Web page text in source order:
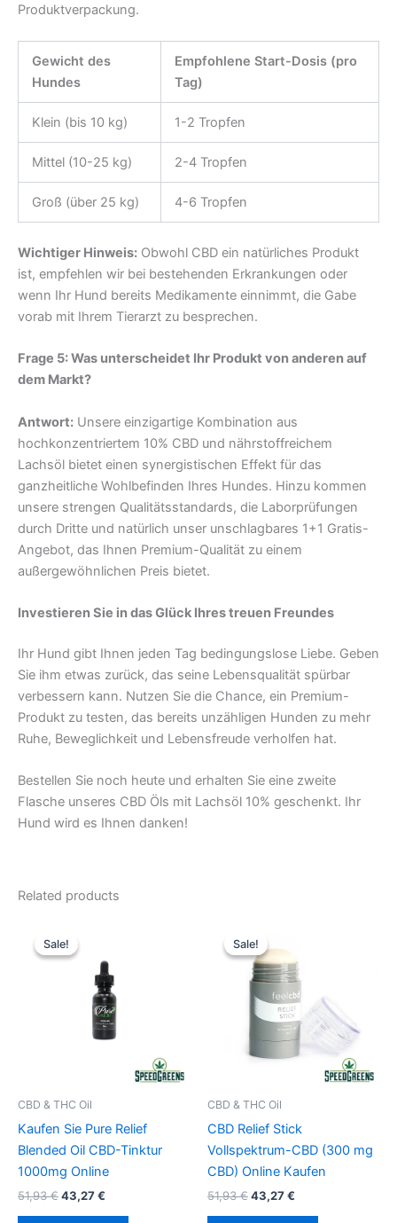
Produktverpackung.
Gewicht des
Hundes
Empfohlene Start-Dosis (pro
Tag)
Klein (bis 10 kg) 1-2 Tropfen
Mittel (10-25 kg) 2-4 Tropfen
Groß (über 25 kg) 4-6 Tropfen
Wichtiger Hinweis: Obwohl CBD ein natürliches Produkt
ist, empfehlen wir bei bestehenden Erkrankungen oder
wenn Ihr Hund bereits Medikamente einnimmt, die Gabe
vorab mit Ihrem Tierarzt zu besprechen.
Frage 5: Was unterscheidet Ihr Produkt von anderen auf
dem Markt?
Antwort: Unsere einzigartige Kombination aus
hochkonzentriertem 10% CBD und nährstoffreichem
Lachsöl bietet einen synergistischen Effekt für das
ganzheitliche Wohlbefinden Ihres Hundes. Hinzu kommen
unsere strengen Qualitätsstandards, die Laborprüfungen
durch Dritte und natürlich unser unschlagbares 1+1 Gratis-
Angebot, das Ihnen Premium-Qualität zu einem
außergewöhnlichen Preis bietet.
Investieren Sie in das Glück Ihres treuen Freundes
Ihr Hund gibt Ihnen jeden Tag bedingungslose Liebe. Geben
Sie ihm etwas zurück, das seine Lebensqualität spürbar
verbessern kann. Nutzen Sie die Chance, ein Premium-
Produkt zu testen, das bereits unzähligen Hunden zu mehr
Ruhe, Beweglichkeit und Lebensfreude verholfen hat.
Bestellen Sie noch heute und erhalten Sie eine zweite
Flasche unseres CBD Öls mit Lachsöl 10% geschenkt. Ihr
Hund wird es Ihnen danken!
Related products
Sale!
Sale!
CBD & THC Oil
Kaufen Sie Pure Relief
Blended Oil CBD-Tinktur
1000mg Online
51,93€
price
was:
51,93 €.
43,27€
43,27 €.
Sale!
Sale!
CBD & THC Oil
CBD Relief Stick
Vollspektrum-CBD (300 mg
CBD) Online Kaufen
51,93€
price
was:
51,93 €.
43,27€
43,27 €.